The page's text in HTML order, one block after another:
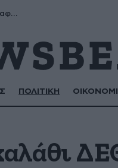
Μύρων, Τριαντάφυλλος, Τριανταφυλλιά, Φυλλιώ, Ρόζα
ΠΟΛΙΤΙΚΗ